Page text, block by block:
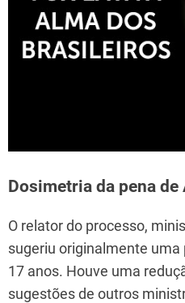
Dosimetria da pena de
O relator do processo,
sugeriu originalmente uma
17 anos. Houve uma
sugestões de outros